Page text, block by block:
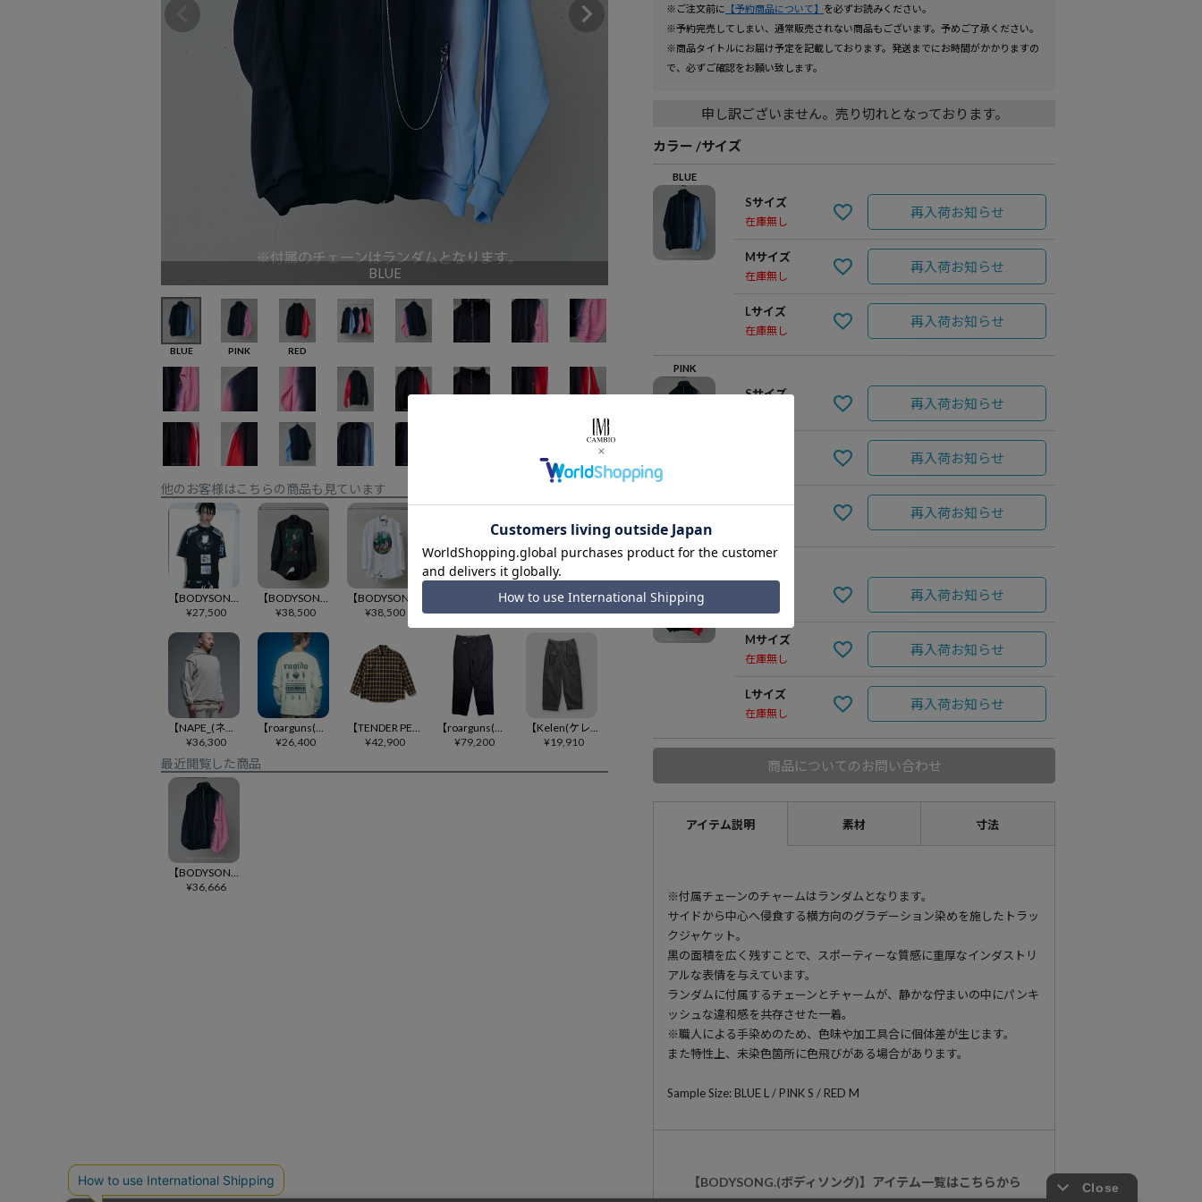
BLUE PINK
BLUE PINK RED
他のお客様はこちらの商品も見ています
¥27,500
¥38,500
¥38,500
【BODYSONG.(ボディソング)】【予約販売10月下旬～11月上旬入荷】METALSTJEROME SH_FVS×BS シャツ(BS269205)
¥38,500
【roarguns(ロアーガンズ)】【予約販売3月上旬～中旬入荷】NEPPED TWILL-JACKET ジップブルゾン(27SGB-03)
¥90,200
¥36,300
¥26,400
¥42,900
¥79,200
¥19,910
最近閲覧した商品
¥36,666
※ご注文前に 【予約商品について】 を必ずお読みください。
※予約完売してしまい、通常販売されない商品もございます。予めご了承ください。
※商品タイトルにお届け予定を記載しております。発送までにお時間がかかりますの
で、必ずご確認をお願い致します。
申し訳ございません。売り切れとなっております。
カラー
サイズ
BLUE
Sサイズ
在庫無し
再入荷お知らせ
Mサイズ
在庫無し
再入荷お知らせ
Lサイズ
在庫無し
再入荷お知らせ
PINK
Sサイズ
再入荷お知らせ
再入荷お知らせ
Lサイズ
再入荷お知らせ
RED
Sサイズ
再入荷お知らせ
Mサイズ
在庫無し
再入荷お知らせ
Lサイズ
在庫無し
再入荷お知らせ
商品についてのお問い合わせ
アイテム説明 素材 寸法
※付属チェーンのチャームはランダムとなります。
サイドから中心へ侵食する横方向のグラデーション染めを施したトラッ
クジャケット。
黒の面積を広く残すことで、スポーティーな質感に重厚なインダストリ
アルな表情を与えています。
ランダムに付属するチェーンとチャームが、静かな佇まいの中にパンキ
ッシュな違和感を共存させた一着。
※職人による手染めのため、色味や加工具合に個体差が生じます。
また特性上、未染色箇所に色飛びがある場合があります。
Sample Size: BLUE L / PINK S / RED M
【BODYSONG.(ボディソング)】アイテム一覧はこちらから